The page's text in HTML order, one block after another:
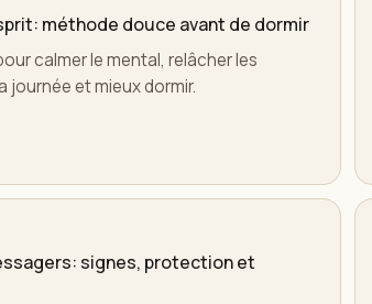
méthode douce avant de dormir
calmer le mental, relâcher les
journée et mieux dormir.
signes, protection et